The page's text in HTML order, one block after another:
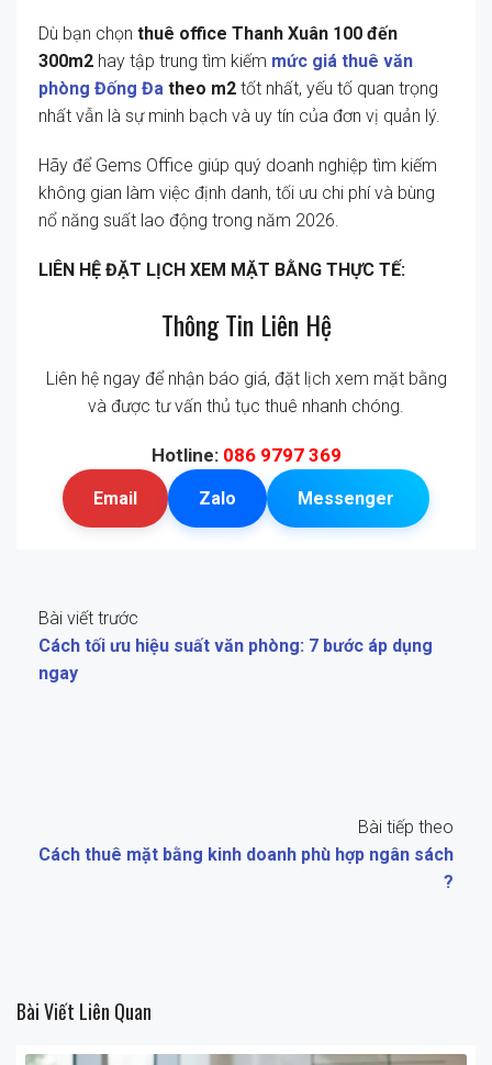
Dù bạn chọn thuê office Thanh Xuân 100 đến
300m2 hay tập trung tìm kiếm mức giá thuê văn
phòng Đống Đa theo m2 tốt nhất, yếu tố quan trọng
nhất vẫn là sự minh bạch và uy tín của đơn vị quản lý.
Hãy để Gems Office giúp quý doanh nghiệp tìm kiếm
không gian làm việc định danh, tối ưu chi phí và bùng
nổ năng suất lao động trong năm 2026.
LIÊN HỆ ĐẶT LỊCH XEM MẶT BẰNG THỰC TẾ:
Thông Tin Liên Hệ
Liên hệ ngay để nhận báo giá, đặt lịch xem mặt bằng
và được tư vấn thủ tục thuê nhanh chóng.
Hotline: 086 9797 369
Email Zalo Messenger
Bài viết trước
Cách tối ưu hiệu suất văn phòng: 7 bước áp dụng
ngay
Bài tiếp theo
Cách thuê mặt bằng kinh doanh phù hợp ngân sách
?
Bài Viết Liên Quan